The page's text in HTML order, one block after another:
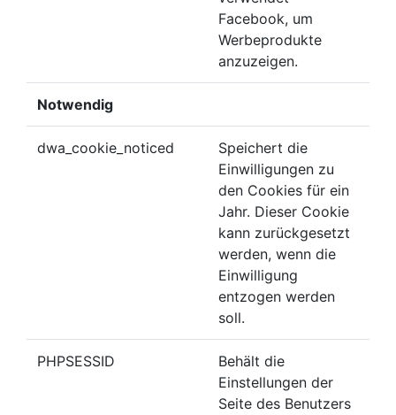
Facebook, um
Werbeprodukte
anzuzeigen.
Notwendig
dwa_cookie_noticed
Speichert die
Einwilligungen zu
den Cookies für ein
Jahr. Dieser Cookie
kann zurückgesetzt
werden, wenn die
Einwilligung
entzogen werden
soll.
PHPSESSID
Behält die
Einstellungen der
Seite des Benutzers